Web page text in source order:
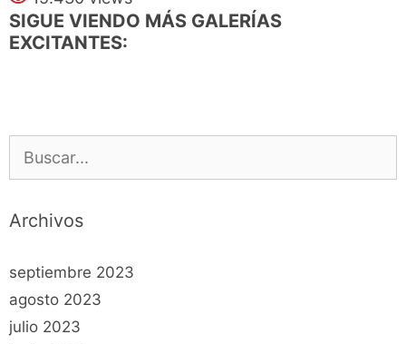
SIGUE VIENDO MÁS GALERÍAS
EXCITANTES:
Archivos
septiembre 2023
agosto 2023
julio 2023